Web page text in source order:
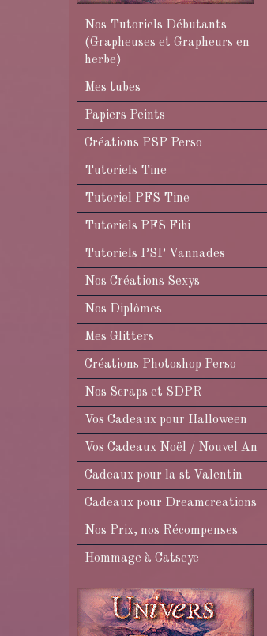
Nos Tutoriels Débutants
(Grapheuses et Grapheurs en
herbe)
Mes tubes
Papiers Peints
Créations PSP Perso
Tutoriels Tine
Tutoriel PFS Tine
Tutoriels PFS Fibi
Tutoriels PSP Vannades
Nos Créations Sexys
Nos Diplômes
Mes Glitters
Créations Photoshop Perso
Nos Scraps et SDPR
Vos Cadeaux pour Halloween
Vos Cadeaux Noël / Nouvel An
Cadeaux pour la st Valentin
Cadeaux pour Dreamcreations
Nos Prix, nos Récompenses
Hommage à Catseye